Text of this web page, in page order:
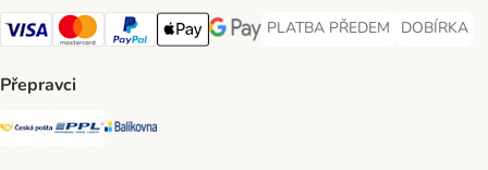
Visa Payment Method
Mastercard Payment Method
PayPal Payment Method
Apple pay Payment Method
GooglePay Payment Method
PLATBA PŘEDEM
PLATBA PŘEDEM Payment
DOBÍRKA
DOBÍRKA
Přepravci
Česká pošta Shipping Method
PPL Shipping Method
Balíkovna Shipping Method